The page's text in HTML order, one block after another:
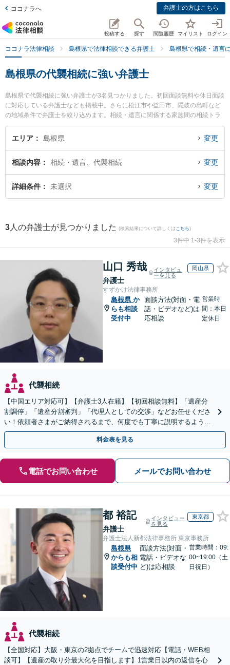
ココナラへ 弁護士の方はこちら
投稿する 探す 閲覧履歴 マイリスト ログイン
ココナラ法律相談 島根県で法律相談できる弁護士 島根県で相続・遺言
島根県の代襲相続に強い弁護士
島根県で代襲相続に強い弁護士が3名見つかりました。初回面談無料や休日面談
に対応している弁護士なども掲載中。さらに松江市や益田市、隠岐の島町など
の地域条件で弁護士を絞り込めます。相続・遺言に関係する家族間の相続トラ
ブルや認知症の相続、遺産分割等の細かな分野での絞り込み検索もでき便利で
す。特に長坂法律事務所の長坂 正弁護士や松江桜法律事務所の永野 茜弁護士、
のトラブルを今すぐに弁護士に相談したい』『代襲相続のトラブル解決の実績
豊富な近くの弁護士を検索したい』『初回相談無料で代襲相続を法律相談でき
る島根県内の弁護士に相談予約したい』などでお困りの相談者さんにおすすめ
エリア 島根県 変更
相談内容 相続・遺言、代襲相続 変更
詳細条件 未選択 変更
3 人の弁護士が見つかりました (検索結果について詳しくは こちら)
3件中 1-3件を表示
山口 秀哉
弁護士
インタビュ
ーを見る
岡山県
すずかけ法律事務所
島根県 か
らも相談
受付中
面談方法(対面・電
話・ビデオなど)は
応相談
営業時
間：本日
定休日
代襲相続
【中国エリア対応可】【弁護士3人在籍】【初回相談無料】「遺産分
割調停」「遺産分割審判」「代理人としての交渉」などお任せくださ
い！依頼者さまがご納得されるまで、何度でも丁寧に説明するよう心
掛けています【土日祝／夜間対応可】【当日／電話相談可】
料金表を見る
電話でお問い合わせ メールでお問い合わせ
都 裕記
弁護士
インタビュー
を見る
東京都
弁護士法人新都法律事務所 東京事務所
島根県
からも相
談受付中
面談方法(対面・
電話・ビデオな
ど)は応相談
営業時間：09:
00~19:00（土
日祝日）
代襲相続
【全国対応】大阪・東京の2拠点でチームで迅速対応【電話・WEB相
談可】【遺産の取り分最大化を目指します】1営業日以内の返信を心